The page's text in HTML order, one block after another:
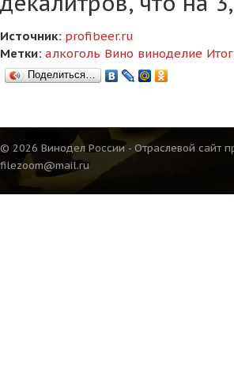
Источник: profibeer.ru
Метки: алкоголь Вино виноделие
Поделиться…
© 2026 Винодел России - Отраслевой сайт
filezoom@mail.ru